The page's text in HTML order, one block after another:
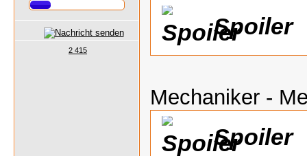
2 415
Spoiler
Mechaniker -
Spoiler